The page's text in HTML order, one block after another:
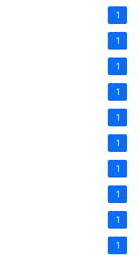
1
1
1
1
1
1
1
1
1
1